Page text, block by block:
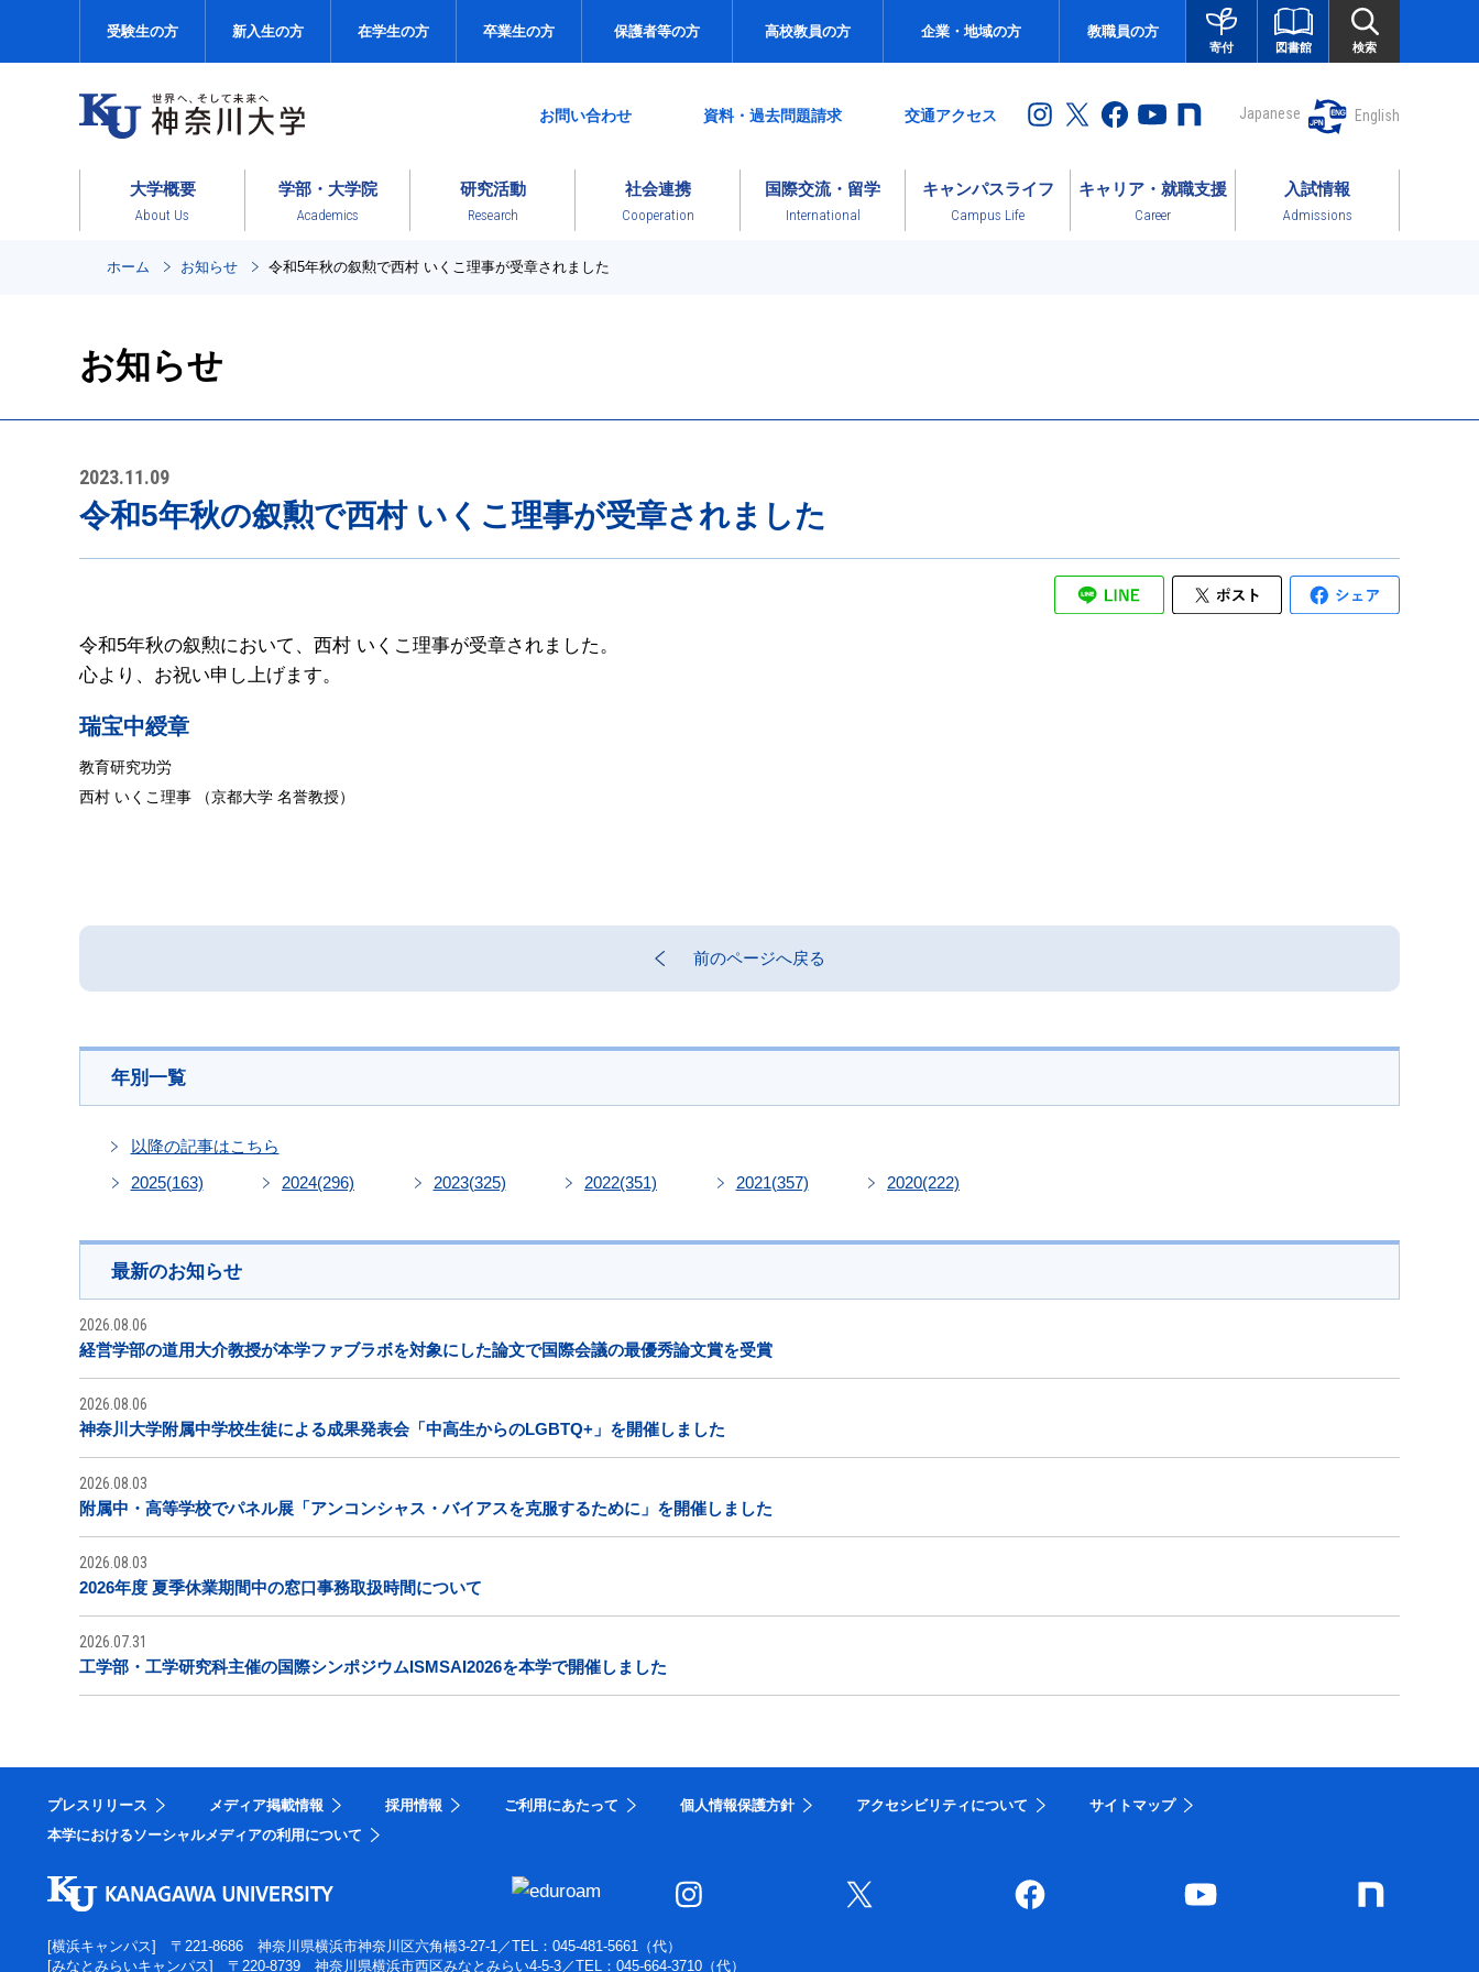
受験生の方 新入生の方 在学生の方 卒業生の方 保護者等の方 高校教員の方 企業・地域の方 教職員の方
寄付 図書館 検索
お問い合わせ 資料・過去問題請求 交通アクセス Japanese English
大学概要
About Us
学部・大学院
Academics
研究活動
Research
社会連携
Cooperation
国際交流・留学
International
キャンパスライフ
Campus Life
キャリア・就職支援
Career
入試情報
Admissions
ホーム お知らせ 令和5年秋の叙勲で西村 いくこ理事が受章されました
お知らせ
2023.11.09
令和5年秋の叙勲で西村 いくこ理事が受章されました
令和5年秋の叙勲において、西村 いくこ理事が受章されました。
心より、お祝い申し上げます。
瑞宝中綬章
教育研究功労
西村 いくこ理事 （京都大学 名誉教授）
前のページへ戻る
年別一覧
以降の記事はこちら
2025(163) 2024(296) 2023(325) 2022(351) 2021(357) 2020(222)
最新のお知らせ
2026.08.06
経営学部の道用大介教授が本学ファブラボを対象にした論文で国際会議の最優秀論文賞を受賞
2026.08.06
神奈川大学附属中学校生徒による成果発表会「中高生からのLGBTQ+」を開催しました
2026.08.03
附属中・高等学校でパネル展「アンコンシャス・バイアスを克服するために」を開催しました
2026.08.03
2026年度 夏季休業期間中の窓口事務取扱時間について
2026.07.31
工学部・工学研究科主催の国際シンポジウムISMSAI2026を本学で開催しました
プレスリリース メディア掲載情報 採用情報 ご利用にあたって 個人情報保護方針 アクセシビリティについて
サイトマップ
本学におけるソーシャルメディアの利用について
[横浜キャンパス] 〒221-8686 神奈川県横浜市神奈川区六角橋3-27-1 ／TEL：045-481-5661（代）
[みなとみらいキャンパス] 〒220-8739 神奈川県横浜市西区みなとみらい4-5-3 ／TEL：045-664-3710（代）